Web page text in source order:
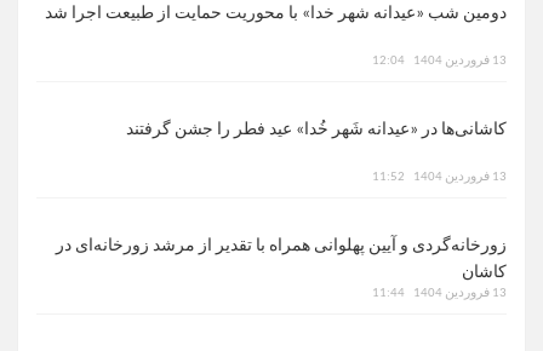
دومین شب «عیدانه شهر خدا» با محوریت حمایت از طبیعت اجرا شد
13 فروردین 1404 12:04
کاشانی‌ها در «عیدانه شَهر خُدا» عید فطر را جشن گرفتند
13 فروردین 1404 11:52
زورخانه‌گردی و آیین پهلوانی همراه با تقدیر از مرشد زورخانه‌ای در
کاشان
13 فروردین 1404 11:44